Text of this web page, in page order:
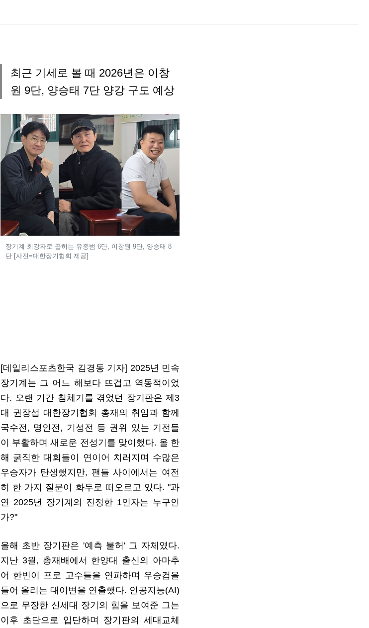
기
최근 기세로 볼 때 2026년은 이창
원 9단, 양승태 7단 양강 구도 예상
장기계 최강자로 꼽히는 유종범 6단, 이창원 9단, 양승태 8
단 [사진=대한장기협회 제공]
[데일리스포츠한국 김경동 기자] 2025년 민속
장기계는 그 어느 해보다 뜨겁고 역동적이었
다. 오랜 기간 침체기를 겪었던 장기판은 제3
대 권장섭 대한장기협회 총재의 취임과 함께
국수전, 명인전, 기성전 등 권위 있는 기전들
이 부활하며 새로운 전성기를 맞이했다. 올 한
해 굵직한 대회들이 연이어 치러지며 수많은
우승자가 탄생했지만, 팬들 사이에서는 여전
히 한 가지 질문이 화두로 떠오르고 있다. "과
연 2025년 장기계의 진정한 1인자는 누구인
가?"
올해 초반 장기판은 '예측 불허' 그 자체였다.
지난 3월, 총재배에서 한양대 출신의 아마추
어 한빈이 프로 고수들을 연파하며 우승컵을
들어 올리는 대이변을 연출했다. 인공지능(AI)
으로 무장한 신세대 장기의 힘을 보여준 그는
이후 초단으로 입단하며 장기판의 세대교체